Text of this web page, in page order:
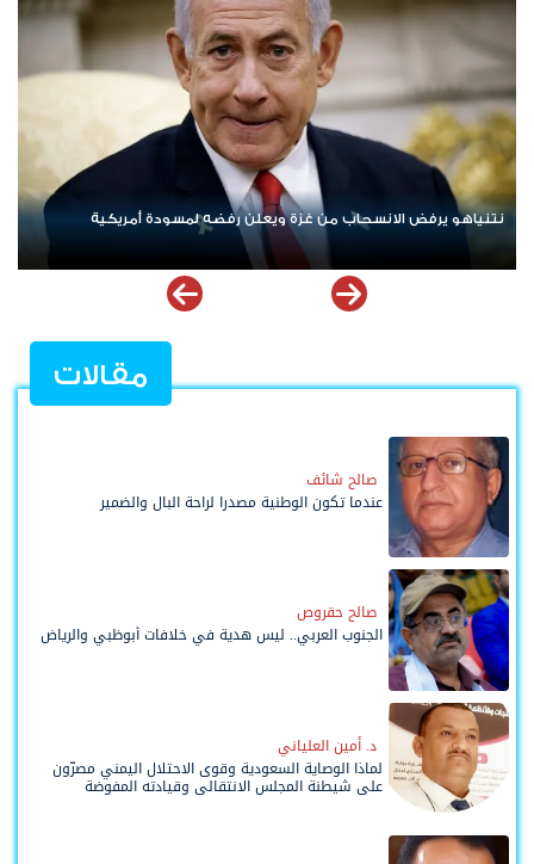
ردا على «خروقات» حزب الله.. إسرائيل تشن ضربات على جنوب لبنان
مقالات
صالح شائف
عندما تكون الوطنية مصدرا لراحة البال والضمير
صالح حقروص
الجنوب العربي.. ليس هدية في خلافات أبوظبي والرياض
د. أمين العلياني
لماذا الوصاية السعودية وقوى الاحتلال اليمني مصرّون
على شيطنة المجلس الانتقالي وقيادته المفوضة
وحواضنه الشعبية؟